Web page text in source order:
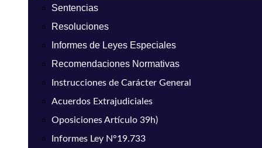
Sentencias
Resoluciones
Informes de Leyes Especiales
Recomendaciones Normativas
Instrucciones de Carácter General
Acuerdos Extrajudiciales
Oposiciones Artículo 39h)
Informes Ley N°19.733